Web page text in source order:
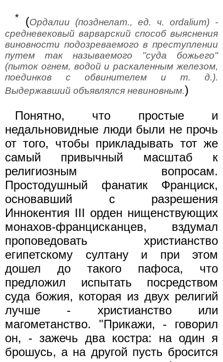
* (Ордалии (позднелат., ед. ч. ordalium) -
средневековый варварский способ выяснения
виновности подозреваемого в преступлении
путем так называемого "суда божьего"
(пыток огнем, водой и раскаленным железом,
поединков с обвинителем и т. д.).
Выдержавший объявлялся невиновным.)
Понятно, что простые и
недальновидные люди были не прочь
от того, чтобы прикладывать тот же
самый привычный масштаб к
религиозным вопросам.
Простодушный фанатик Франциск,
основавший с разрешения
Иннокентия III орден нищенствующих
монахов-францисканцев, вздумал
проповедовать христианство
египетскому султану и при этом
дошел до такого пафоса, что
предложил испытать посредством
суда божия, которая из двух религий
лучше - христианство или
магометанство. "Прикажи, - говорил
он, - зажечь два костра: на один я
брошусь, а на другой пусть бросится